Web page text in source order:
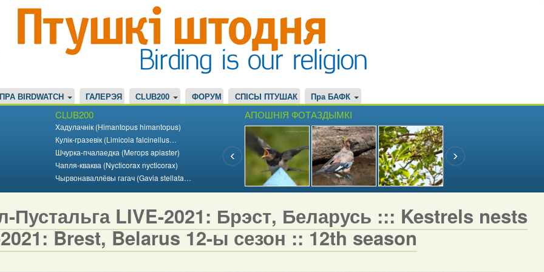
ПРА BIRDWATCH ГАЛЕРЭЯ CLUB200 ФОРУМ СПІСЫ ПТУШАК Пра БАФК
CLUB200
Хадулачнік (Himantopus himantopus)
Кулік-гразевік (Limicola falcinellus…
Шчурка-пчалаедка (Merops apiaster)
Чапля-кваква (Nycticorax nycticorax)
Чырвонаваллёвы гагач (Gavia stellata…
АПОШНІЯ ФОТАЗДЫМКІ
Пустальга LIVE-2021: Брэст, Беларусь ::: Kestrels nests
Brest, Belarus 12-ы сезон :: 12th season